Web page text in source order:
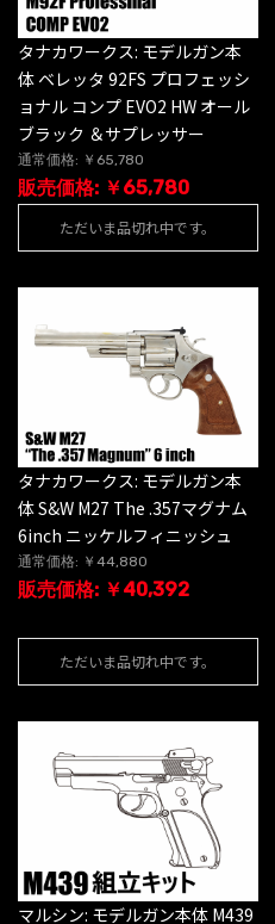
タナカワークス: モデルガン本
体 ベレッタ 92FS プロフェッシ
ョナル コンプ EVO2 HW オール
ブラック ＆サプレッサー
通常価格: ￥65,780
販売価格: ￥65,780
ただいま品切れ中です。
タナカワークス: モデルガン本
体 S&W M27 The .357マグナム
6inch ニッケルフィニッシュ
通常価格: ￥44,880
販売価格: ￥40,392
ただいま品切れ中です。
マルシン: モデルガン本体 M439